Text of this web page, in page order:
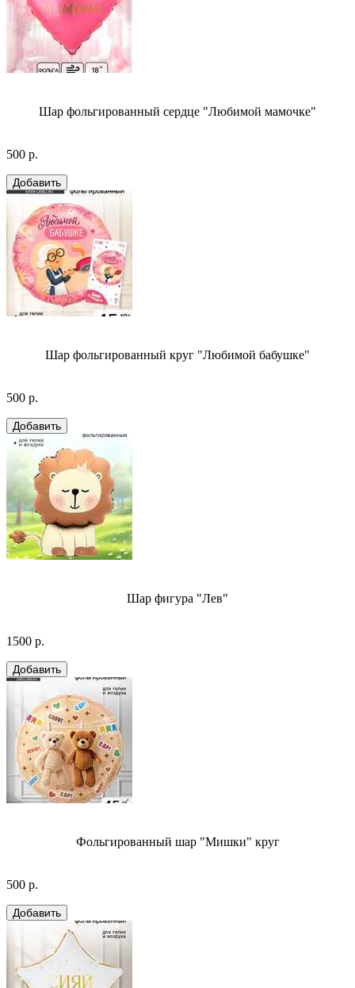
Шар фольгированный сердце "Любимой мамочке"
500 р.
Шар фольгированный круг "Любимой бабушке"
500 р.
Шар фигура "Лев"
1500 р.
Фольгированный шар "Мишки" круг
500 р.